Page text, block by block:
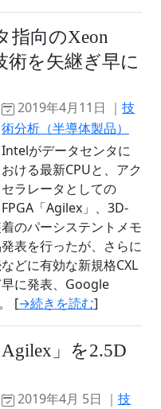
指向のXeon
術を矢継ぎ早に
2019年4月11日 ｜ 技
術分析（半導体製品）
Intelがデータセンタに
おける最新CPUと、アク
セラレータとしての
FPGA「Agilex」、3D-
のパーシステントメモ
表を行ったが、さらに
どに有効な新規格CXL
に発表、Google
[→続きを読む]
」を2.5D
2019年4月 5日 ｜ 技